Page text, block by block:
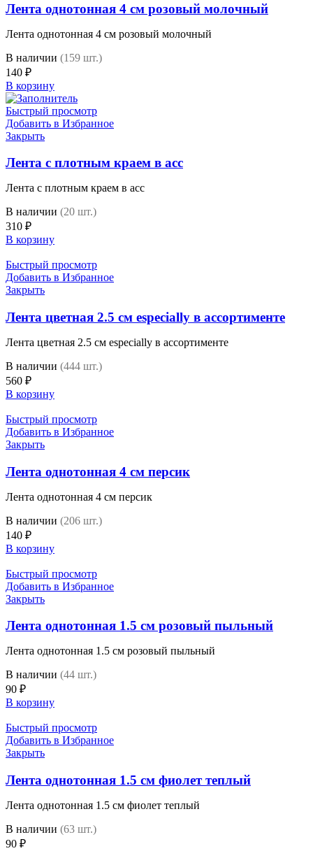
Лента однотонная 4 см розовый молочный
Лента однотонная 4 см розовый молочный
В наличии (159 шт.)
140 ₽
В корзину
Быстрый просмотр
Добавить в Избранное
Закрыть
Лента с плотным краем в асс
Лента с плотным краем в асс
В наличии (20 шт.)
310 ₽
В корзину
Быстрый просмотр
Добавить в Избранное
Закрыть
Лента цветная 2.5 см especially в ассортименте
Лента цветная 2.5 см especially в ассортименте
В наличии (444 шт.)
560 ₽
В корзину
Быстрый просмотр
Добавить в Избранное
Закрыть
Лента однотонная 4 см персик
Лента однотонная 4 см персик
В наличии (206 шт.)
140 ₽
В корзину
Быстрый просмотр
Добавить в Избранное
Закрыть
Лента однотонная 1.5 см розовый пыльный
Лента однотонная 1.5 см розовый пыльный
В наличии (44 шт.)
90 ₽
В корзину
Быстрый просмотр
Добавить в Избранное
Закрыть
Лента однотонная 1.5 см фиолет теплый
Лента однотонная 1.5 см фиолет теплый
В наличии (63 шт.)
90 ₽